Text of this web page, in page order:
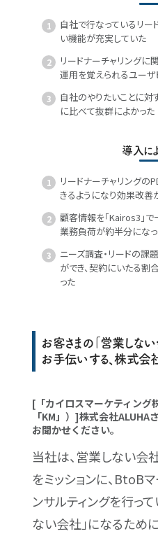
自社で行なっているリー
い機能が充実していた
リードナーチャリングに
運用を覚えられるユーザ
自社のやりたいことに
に比べて抜群によかった
導入に
リードナーチャリングの
きるようになり効果改善
顧客情報を「Kairos3」
業務負荷が約半分にな
ニーズ調査・リードの課
ができ、契約にいたる
った
お客さまの「営業しな
お手伝いする、株式会
[「カイロスマーケティング
「KM」）]株式会社ALUHA
お聞かせください。
当社は、営業しない会
をミッションに、BtoB
ンサルティングを行って
ない会社」になるため